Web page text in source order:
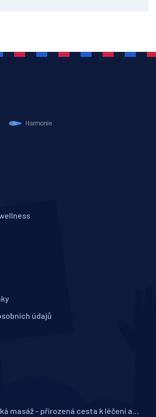
údajů
masáž - přirozená cesta k léčení a